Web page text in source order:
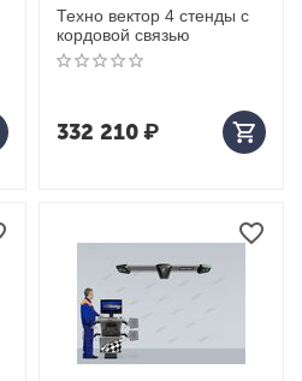
Техно вектор 4 стенды с
кордовой связью
332 210₽